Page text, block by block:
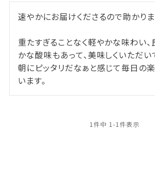
速やかにお届けくださるので助かりま
重たすぎることなく軽やかな味わい
かな酸味もあって、美味しくいただい
朝にピッタリだなぁと感じて毎日の
1件中 1 -1 件表示